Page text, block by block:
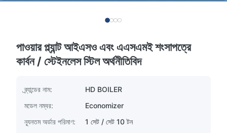
পাওয়ার প্ল্যান্ট আইএসও এবং এএসএমই শংসাপত্রে
কার্বন / স্টেইনলেস স্টিল অর্থনীতিবিদ
ব্র্যান্ডের নাম:
HD BOILER
মডেল নম্বর:
Economizer
ন্যূনতম অর্ডার পরিমাণ:
1 সেট / সেট 10 টন